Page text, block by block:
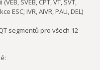
SVEB, CPT, VT, SVT,
ESC; IVR, AIVR, PAU, DEL)
segmentů pro všech 12